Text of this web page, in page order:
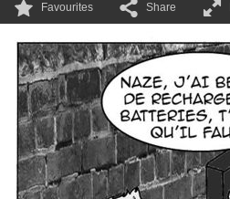
Favourites Share